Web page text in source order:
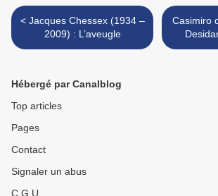
< Jacques Chessex (1934 –
2009) : L’aveugle
Casimiro
Hébergé par Canalblog
Top articles
Pages
Contact
Signaler un abus
C.G.U.